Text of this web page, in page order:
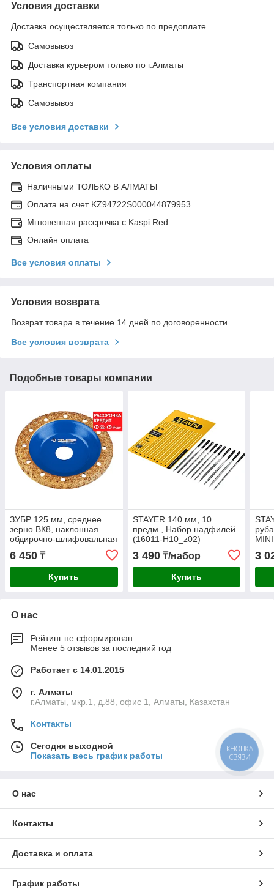
Условия доставки
Доставка осуществляется только по предоплате.
Самовывоз
Доставка курьером только по г.Алматы
Транспортная компания
Самовывоз
Все условия доставки
Условия оплаты
Наличными ТОЛЬКО В АЛМАТЫ
Оплата на счет KZ94722S000044879953
Мгновенная рассрочка с Kaspi Red
Онлайн оплата
Все условия оплаты
Условия возврата
Возврат товара в течение 14 дней по договоренности
Все условия возврата
Подобные товары компании
ЗУБР 125 мм, среднее
зерно ВК8, наклонная
обдирочно-шлифовальная
Профессионал
6 450 ₸
Купить
STAYER 140 мм, 10
предм., Набор надфилей
(16011-H10_z02)
3 490₸/набор
Купить
3
О нас
Рейтинг не сформирован
Менее 5 отзывов за последний год
Работает с 14.01.2015
г. Алматы
г.Алматы, мкр.1, д.88, офис 1, Алматы, Казахстан
Контакты
Сегодня выходной
Показать весь график работы
О нас
Контакты
Доставка и оплата
График работы
КНОПКА
СВЯЗИ